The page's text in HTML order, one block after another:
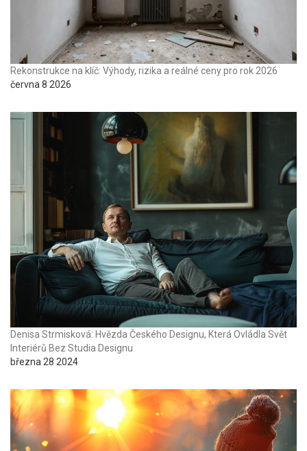
Rekonstrukce na klíč: Výhody, rizika a reálné ceny pro rok 2026
června 8 2026
Denisa Strmisková: Hvězda Českého Designu, Která Ovládla Svět
Interiérů Bez Studia Designu
března 28 2024